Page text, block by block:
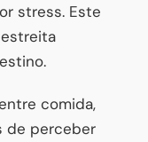
stress. Este
comida,
de perceber